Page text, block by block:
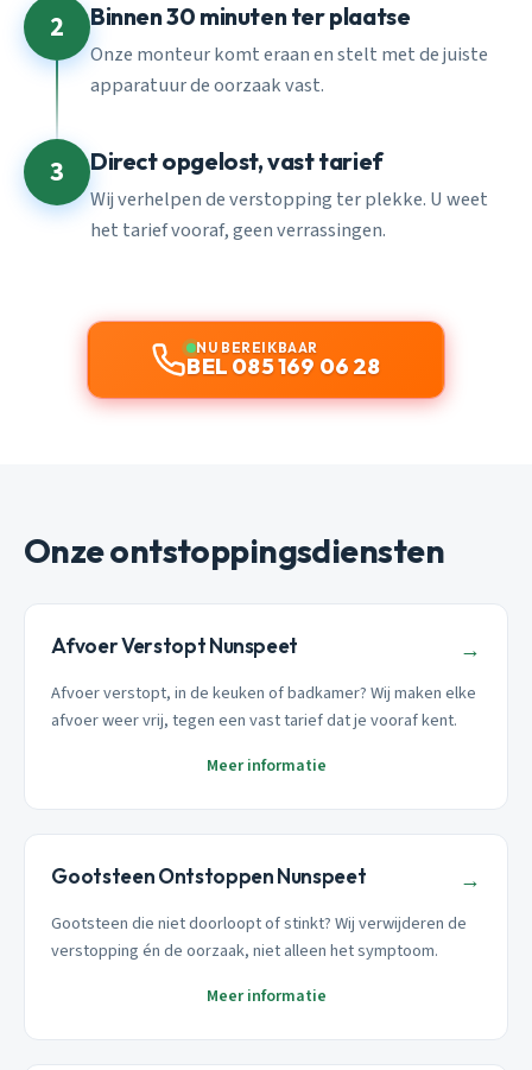
2 Binnen 30 minuten ter plaatse
Onze monteur komt eraan en stelt met de juiste
apparatuur de oorzaak vast.
3 Direct opgelost, vast tarief
Wij verhelpen de verstopping ter plekke. U weet
het tarief vooraf, geen verrassingen.
NU BEREIKBAAR
BEL 085 169 06 28
Onze ontstoppingsdiensten
Afvoer Verstopt Nunspeet →
Afvoer verstopt, in de keuken of badkamer? Wij maken elke
afvoer weer vrij, tegen een vast tarief dat je vooraf kent.
Meer informatie
Gootsteen Ontstoppen Nunspeet →
Gootsteen die niet doorloopt of stinkt? Wij verwijderen de
verstopping én de oorzaak, niet alleen het symptoom.
Meer informatie